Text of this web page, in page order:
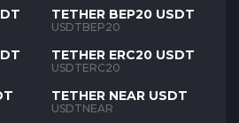
TETHER BEP20 USDT
USDTBEP20
TETHER ERC20 USDT
USDTERC20
TETHER NEAR USDT
USDTNEAR